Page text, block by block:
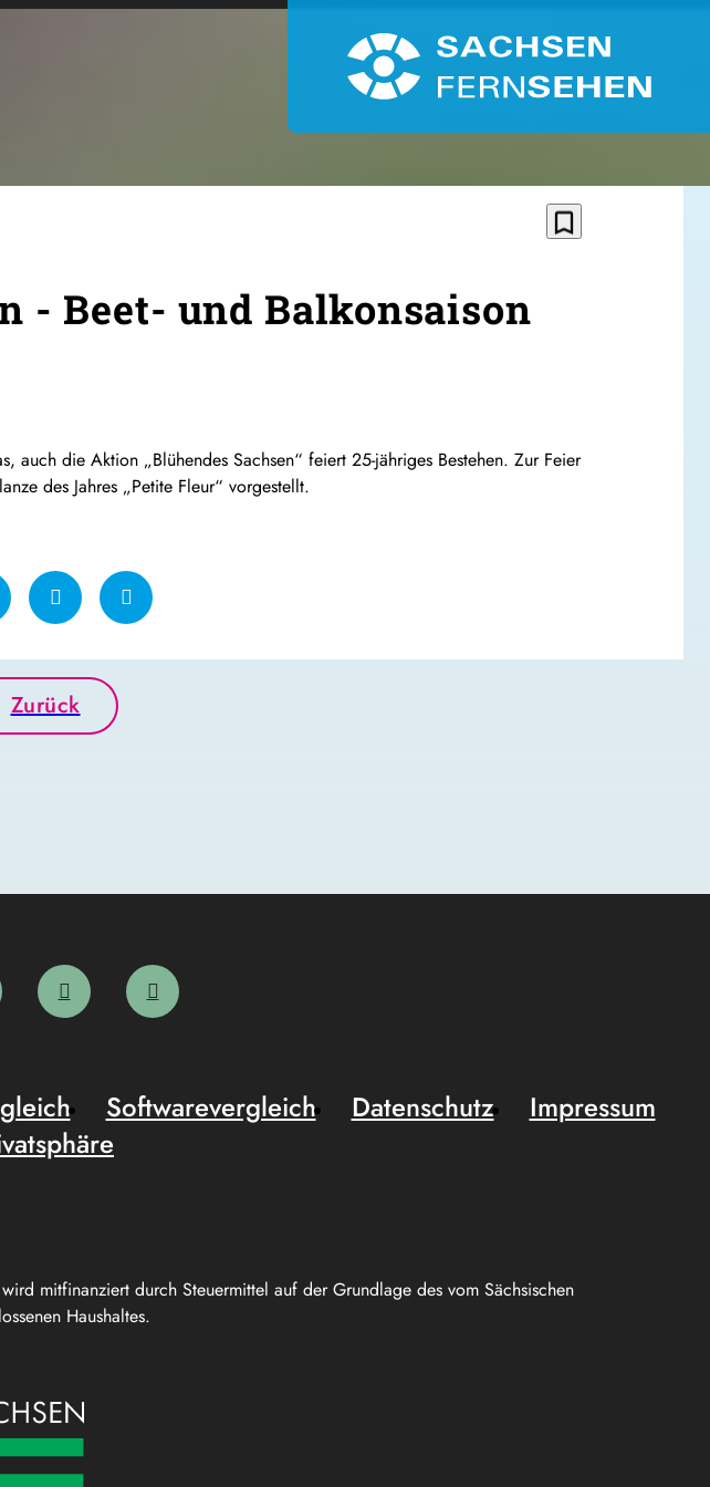
bookmark_border
- Beet- und Balkonsaison
die Aktion „Blühendes Sachsen“ feiert 25-jähriges Bestehen. Zur Feier
des Jahres „Petite Fleur“ vorgestellt.
Zurück
mitfinanziert durch Steuermittel auf der Grundlage des vom Sächsischen
Haushaltes.
Softwarevergleich Datenschutz
Impressum